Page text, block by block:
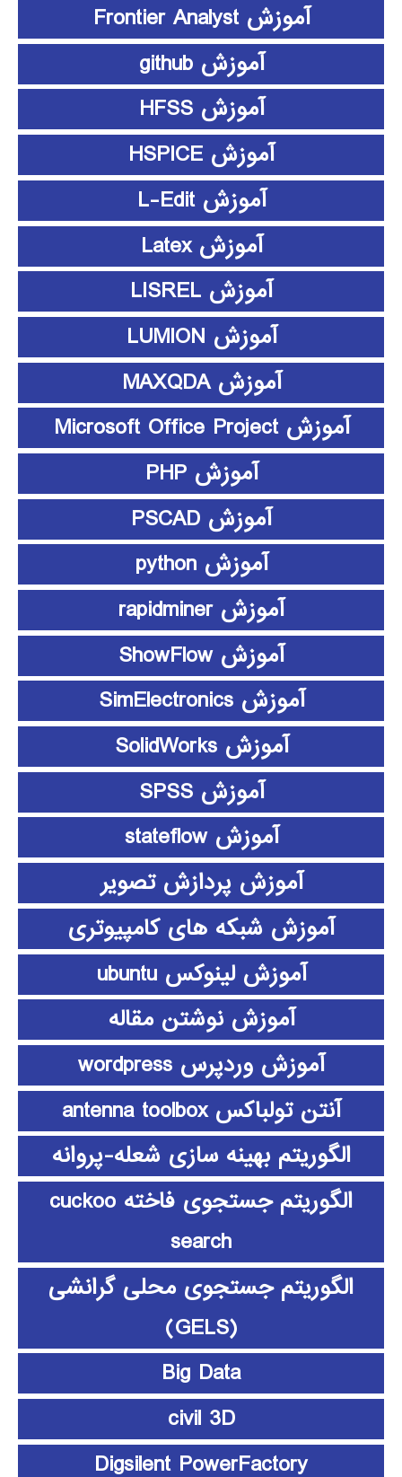
آموزش Frontier Analyst
آموزش github
آموزش HFSS
آموزش HSPICE
آموزش L-Edit
آموزش Latex
آموزش LISREL
آموزش LUMION
آموزش MAXQDA
آموزش Microsoft Office Project
آموزش PHP
آموزش PSCAD
آموزش python
آموزش rapidminer
آموزش ShowFlow
آموزش SimElectronics
آموزش SolidWorks
آموزش SPSS
آموزش stateflow
آموزش پردازش تصویر
آموزش شبکه های کامپیوتری
آموزش لینوکس ubuntu
آموزش نوشتن مقاله
آموزش وردپرس wordpress
آنتن تولباکس antenna toolbox
الگوریتم بهینه سازی شعله-پروانه
الگوریتم جستجوی فاخته cuckoo
search
الگوریتم جستجوی محلی گرانشی
(GELS)
Big Data
civil 3D
Digsilent PowerFactory